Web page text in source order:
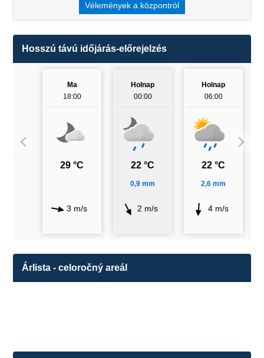
Vélemények a központról
Hosszú távú időjárás-előrejelzés
Ma
18:00
29 °C
3 m/s
Holnap
00:00
22 °C
0,9 mm
2 m/s
Holnap
06:00
22 °C
2,6 mm
4 m/s
Árlista - celoročný areál